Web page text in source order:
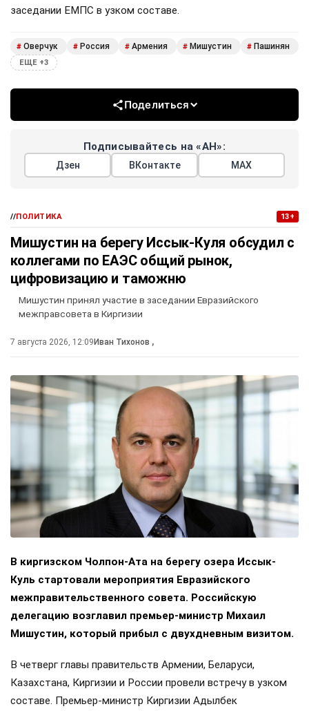
заседании ЕМПС в узком составе.
# Оверчук # Россия # Армения # Мишустин # Пашинян
ЕЩЕ +3
Поделиться
Подписывайтесь на «АН»:
Дзен ВКонтакте МАХ
//ПОЛИТИКА 13+
Мишустин на берегу Иссык-Куля обсудил с
коллегами по ЕАЭС общий рынок,
цифровизацию и таможню
Мишустин принял участие в заседании Евразийского
межправсовета в Киргизии
7 августа 2026, 12:09 Иван Тихонов ,
В киргизском Чолпон-Ата на берегу озера Иссык-
Куль стартовали мероприятия Евразийского
межправительственного совета. Российскую
делегацию возглавил премьер-министр Михаил
Мишустин, который прибыл с двухдневным визитом.
В четверг главы правительств Армении, Беларуси,
Казахстана, Киргизии и России провели встречу в узком
составе. Премьер-министр Киргизии Адылбек